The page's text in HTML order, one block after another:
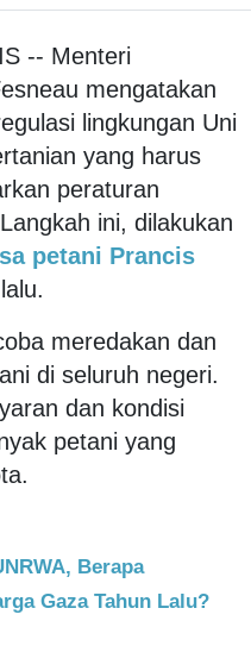
-- Menteri
mengatakan
lingkungan Uni
yang harus
peraturan
ini, dilakukan
petani Prancis
meredakan dan
di seluruh negeri.
dan kondisi
petani yang
Berapa
Gaza Tahun Lalu?